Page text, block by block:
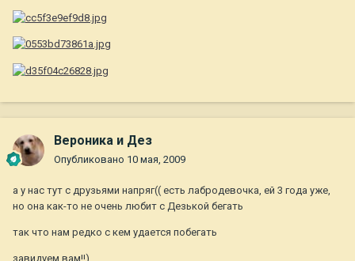
Вероника и Дез
Опубликовано 10 мая, 2009
а у нас тут с друзьями напряг(( есть лабродевочка, ей 3 года уже,
но она как-то не очень любит с Дезькой бегать
так что нам редко с кем удается побегать
завидуем вам!!)